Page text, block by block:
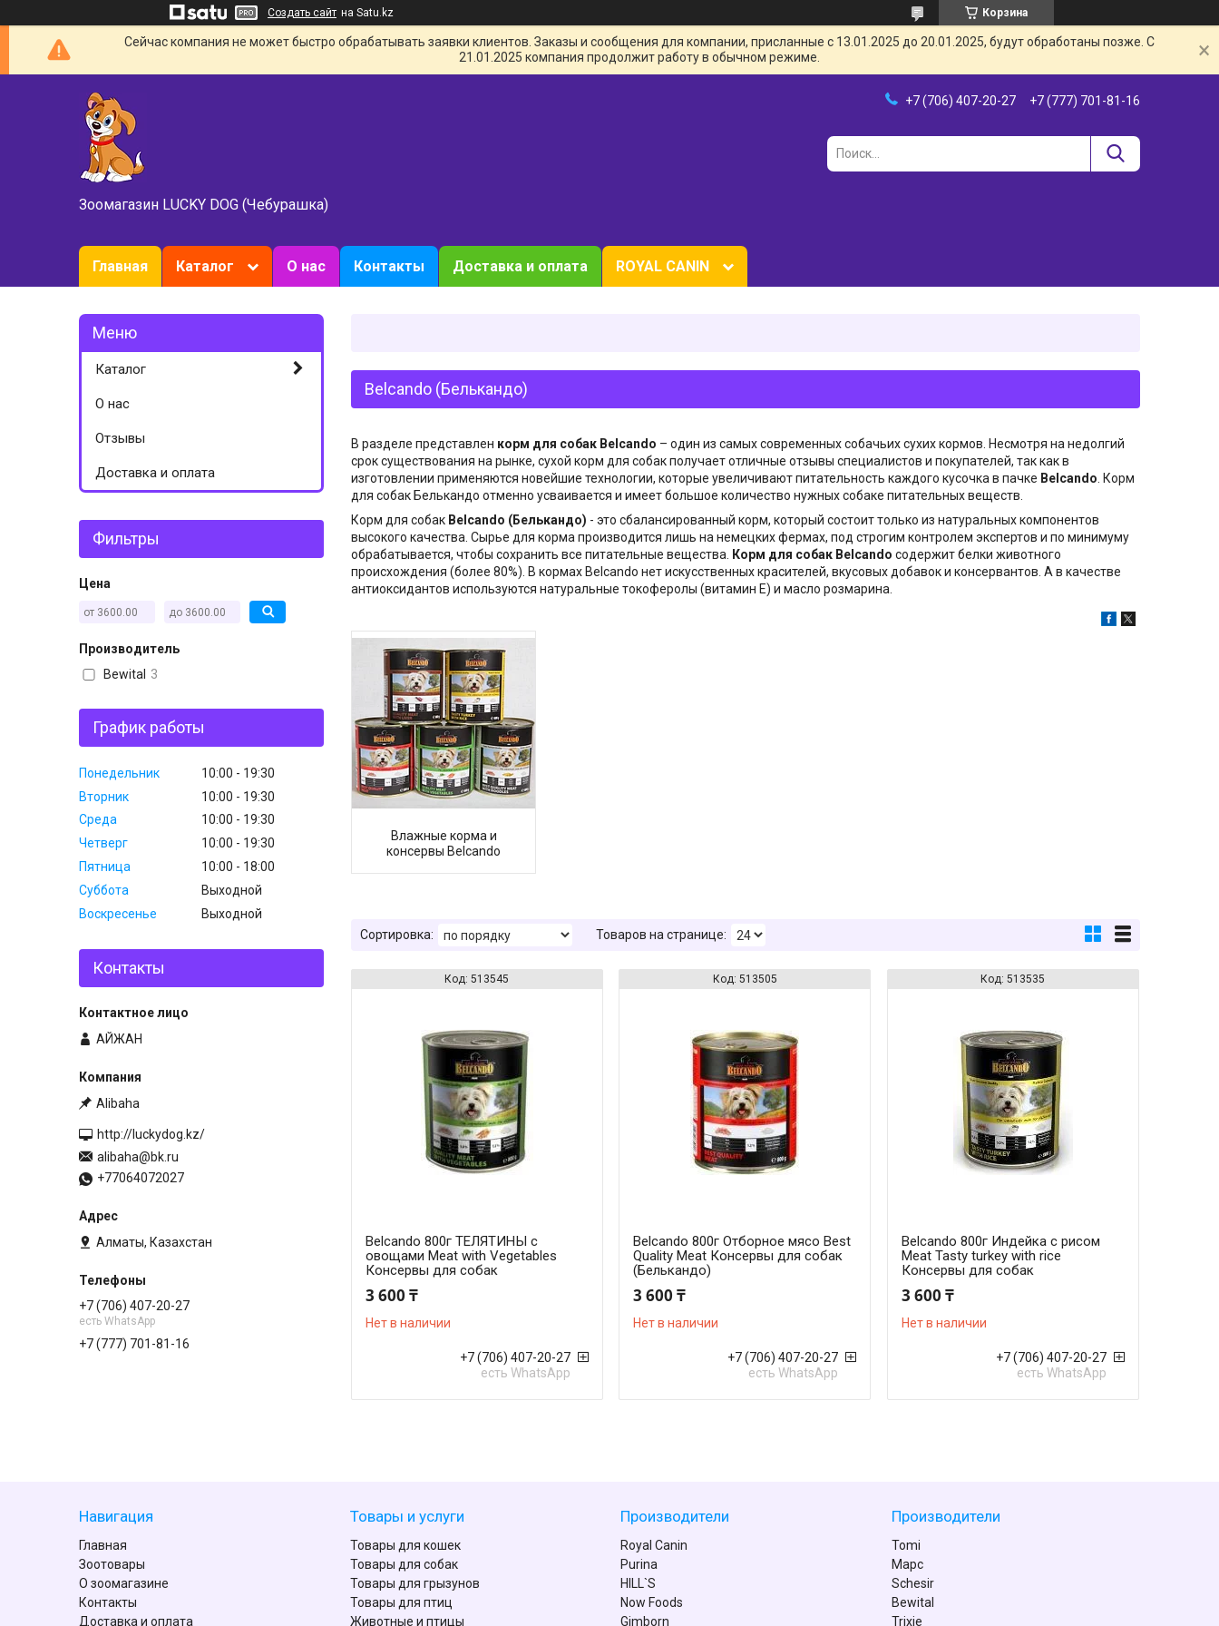
Создать сайт на Satu.kz Корзина
Сейчас компания не может быстро обрабатывать заявки клиентов. Заказы и сообщения для компании, присланные с 13.01.2025 до 20.01.2025, будут обработаны позже. С
21.01.2025 компания продолжит работу в обычном режиме.
Зоомагазин LUCKY DOG (Чебурашка)
+7 (706) 407-20-27 +7 (777) 701-81-16
Главная Каталог О нас Контакты Доставка и оплата ROYAL CANIN
Belcando (Белькандо)
В разделе представлен корм для собак Belcando – один из самых современных собачьих сухих кормов. Несмотря на недолгий
срок существования на рынке, сухой корм для собак получает отличные отзывы специалистов и покупателей, так как в
изготовлении применяются новейшие технологии, которые увеличивают питательность каждого кусочка в пачке Belcando . Корм
для собак Белькандо отменно усваивается и имеет большое количество нужных собаке питательных веществ.
Корм для собак Belcando (Белькандо) - это сбалансированный корм, который состоит только из натуральных компонентов
высокого качества. Сырье для корма производится лишь на немецких фермах, под строгим контролем экспертов и по минимуму
обрабатывается, чтобы сохранить все питательные вещества.
Корм для собак Belcando содержит белки животного
происхождения (более 80%). В кормах Belcando нет искусственных красителей, вкусовых добавок и консервантов. А в качестве
антиоксидантов используются натуральные токоферолы (витамин Е) и масло розмарина.
Влажные корма и
консервы Belcando
513545
Belcando 800г ТЕЛЯТИНЫ с
овощами Meat with Vegetables
Консервы для собак
3 600 ₸
Нет в наличии
+7 (706) 407-20-27
есть WhatsApp
513505
Belcando 800г Отборное мясо Best
Quality Meat Консервы для собак
(Белькандо)
3 600 ₸
Нет в наличии
+7 (706) 407-20-27
есть WhatsApp
513535
Belcando 800г Индейка с рисом
Meat Tasty turkey with rice
Консервы для собак
3 600 ₸
Нет в наличии
+7 (706) 407-20-27
есть WhatsApp
Каталог
О нас
Отзывы
Доставка и оплата
Фильтры
Цена
Производитель
Bewital 3
График работы
Понедельник 10:00
19:30
Вторник
10:00
19:30
Среда
10:00
19:30
Четверг
10:00
19:30
Пятница
10:00
18:00
Суббота
Выходной
Воскресенье
Выходной
Контакты
АЙЖАН
Alibaha
http://luckydog.kz/
alibaha@bk.ru
+77064072027
Алматы, Казахстан
+7 (706) 407-20-27
есть WhatsApp
+7 (777) 701-81-16
Навигация
Главная
Зоотовары
О зоомагазине
Контакты
Доставка и оплата
Товары и услуги
Товары для кошек
Товары для собак
Товары для грызунов
Товары для птиц
Животные и птицы
Производители
Royal Canin
Purina
HILL`S
Now Foods
Gimborn
Производители
Tomi
Марс
Schesir
Bewital
Trixie